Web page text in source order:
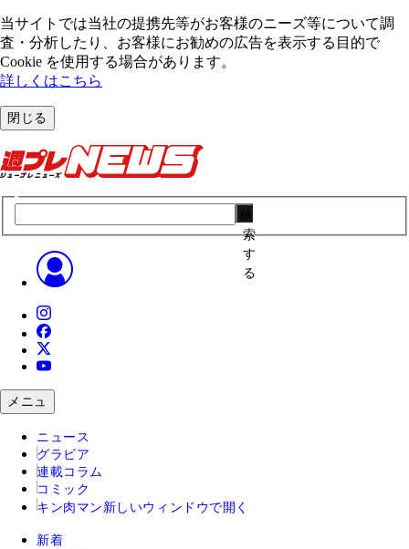
当サイトでは当社の提携先等がお客様のニーズ等について調
査・分析したり、お客様にお勧めの広告を表⽰する⽬的で
Cookie を使⽤する場合があります。
詳しくはこちら
閉じる
索
す
る
メニュ
ニュース
グラビア
連載コラム
コミック
キン肉マン 新しいウィンドウで開く
新着